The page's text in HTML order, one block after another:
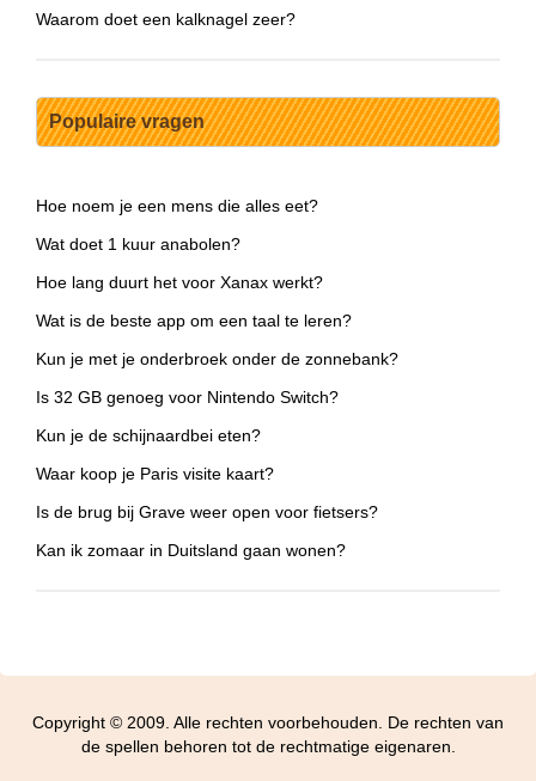
Waarom doet een kalknagel zeer?
Populaire vragen
Hoe noem je een mens die alles eet?
Wat doet 1 kuur anabolen?
Hoe lang duurt het voor Xanax werkt?
Wat is de beste app om een taal te leren?
Kun je met je onderbroek onder de zonnebank?
Is 32 GB genoeg voor Nintendo Switch?
Kun je de schijnaardbei eten?
Waar koop je Paris visite kaart?
Is de brug bij Grave weer open voor fietsers?
Kan ik zomaar in Duitsland gaan wonen?
Copyright © 2009. Alle rechten voorbehouden. De rechten van
de spellen behoren tot de rechtmatige eigenaren.